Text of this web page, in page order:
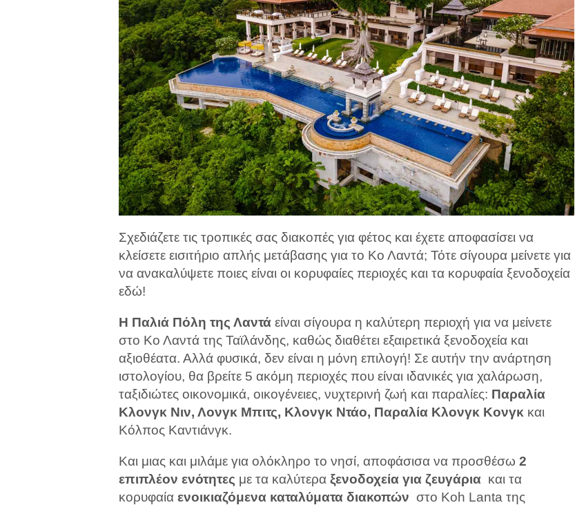
Σχεδιάζετε τις τροπικές σας διακοπές για φέτος και έχετε αποφασίσει να
κλείσετε εισιτήριο απλής μετάβασης για το Κο Λαντά; Τότε σίγουρα μείνετε για
να ανακαλύψετε ποιες είναι οι κορυφαίες περιοχές και τα κορυφαία ξενοδοχεία
εδώ!
Η Παλιά Πόλη της Λαντά είναι σίγουρα η καλύτερη περιοχή για να μείνετε
στο Κο Λαντά της Ταϊλάνδης, καθώς διαθέτει εξαιρετικά ξενοδοχεία και
αξιοθέατα. Αλλά φυσικά, δεν είναι η μόνη επιλογή! Σε αυτήν την ανάρτηση
ιστολογίου, θα βρείτε 5 ακόμη περιοχές που είναι ιδανικές για χαλάρωση,
ταξιδιώτες οικονομικά, οικογένειες, νυχτερινή ζωή και παραλίες: Παραλία
Κλονγκ Νιν, Λονγκ Μπιτς, Κλονγκ Ντάο, Παραλία Κλονγκ Κονγκ και
Κόλπος Καντιάνγκ.
Και μιας και μιλάμε για ολόκληρο το νησί, αποφάσισα να προσθέσω 2
επιπλέον ενότητες με τα καλύτερα ξενοδοχεία για ζευγάρια και τα
κορυφαία ενοικιαζόμενα καταλύματα διακοπών στο Koh Lanta της